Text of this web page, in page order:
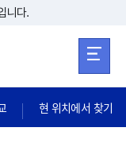
니다.
현 위치에서 찾기